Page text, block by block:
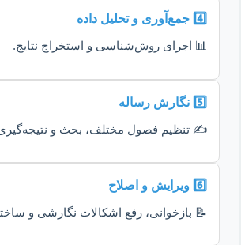
4️⃣ جمع‌آوری و تحلیل داده
📊 اجرای روش‌شناسی و استخراج نتایج.
5️⃣ نگارش رساله
✍️ تنظیم فصول مختلف، بحث و
6️⃣ ویرایش و اصلاح
📝 بازخوانی، رفع اشکالات نگارشی و